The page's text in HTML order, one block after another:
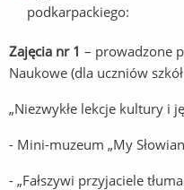
podkarpackiego:
Zajęcia nr 1 – prowadzone
Naukowe (dla uczniów
„Niezwykłe lekcje kultury i
- Mini-muzeum „My
- „Fałszywi przyjaciele